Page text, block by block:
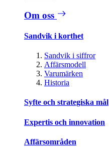
Om oss
Sandvik i korthet
Sandvik i siffror
Affärsmodell
Varumärken
Historia
Syfte och strategiska mål
Expertis och innovation
Affärsområden